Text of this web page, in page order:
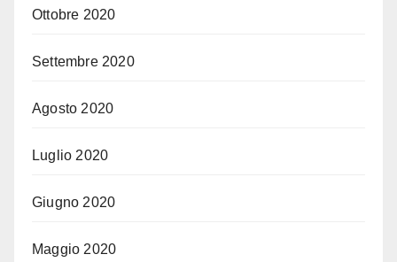
Ottobre 2020
Settembre 2020
Agosto 2020
Luglio 2020
Giugno 2020
Maggio 2020